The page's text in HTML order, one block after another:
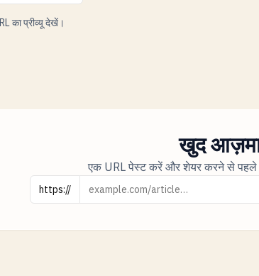
का प्रीव्यू देखें।
खुद
एक URL पेस्ट करें और शेयर करने से पहले
URL
https://